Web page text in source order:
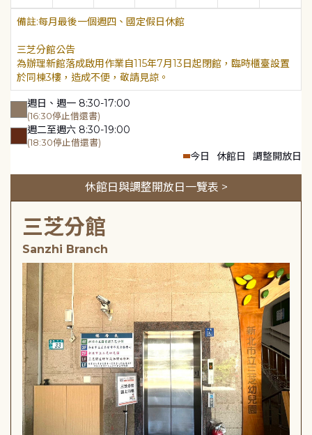
每月最後一個週四、國定假日休館
三芝分館公告
為辦理新館落成啟用作業自115年7月13日起閉館，臨時櫃臺設置
於同棟3樓，造成不便，敬請見諒。
週日、週一 8:30-17:00
(16:30停止借還書)
週二至週六 8:30-19:00
(18:30停止借還書)
今日 休館日 調整開放日
休館日與調整開放日一覽表 >
三芝分館
Sanzhi Branch